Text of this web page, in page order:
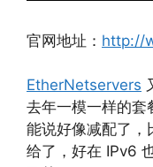
官网地址： http://
EtherNetservers
去年一模一样的套
能说好像减配了，
给了，好在 IPv6